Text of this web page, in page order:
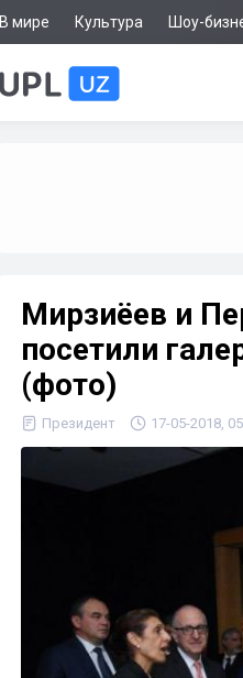
В мире Культура Шоу-
Мирзиёев и
посетили
(фото)
Президент 17-05-2018,